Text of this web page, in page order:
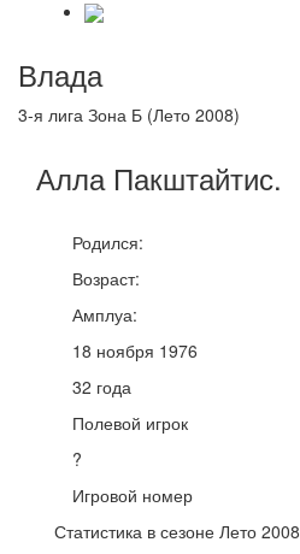
Влада
3-я лига Зона Б (Лето 2008)
АллаПакштайтис.
Родился:
Возраст:
Амплуа:
18 ноября 1976
32 года
Полевой игрок
?
Игровой номер
Статистика в сезоне Лето 2008